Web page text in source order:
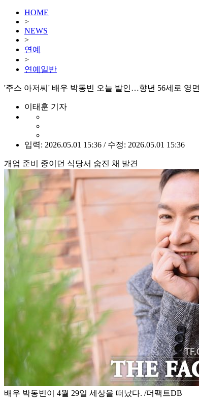
HOME
>
NEWS
>
연예
>
연예일반
'주스 아저씨' 배우 박동빈 오늘 발인…향년 56세로 영면
이태훈 기자
입력: 2026.05.01 15:36 / 수정: 2026.05.01 15:36
개업 준비 중이던 식당서 숨진 채 발견
배우 박동빈이 4월 29일 세상을 떠났다. /더팩트DB